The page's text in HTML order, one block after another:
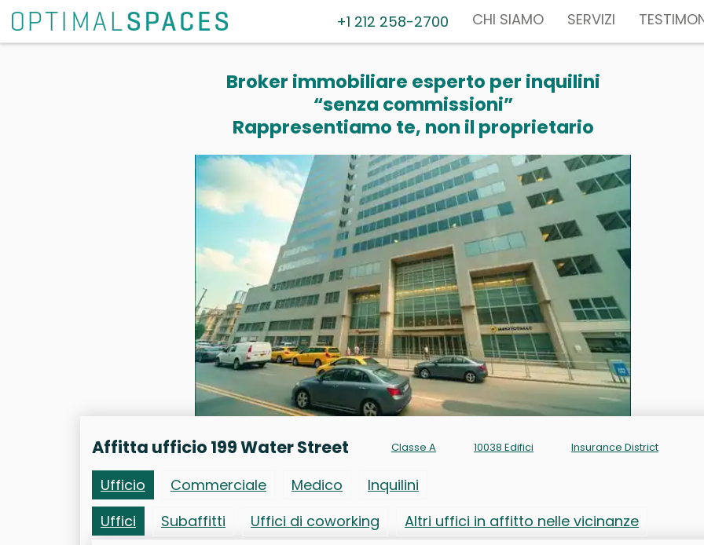
+1 212 258-2700 CHI SIAMO SERVIZI
Broker immobiliare esperto per inquilini
“senza commissioni”
Rappresentiamo te, non il proprietario
Affitta ufficio 199 Water Street Classe A 10038 Edifici Insurance District
Ufficio Commerciale Medico
Inquilini
Uffici
Subaffitti Uffici di coworking Altri uffici in affitto nelle vicinanze